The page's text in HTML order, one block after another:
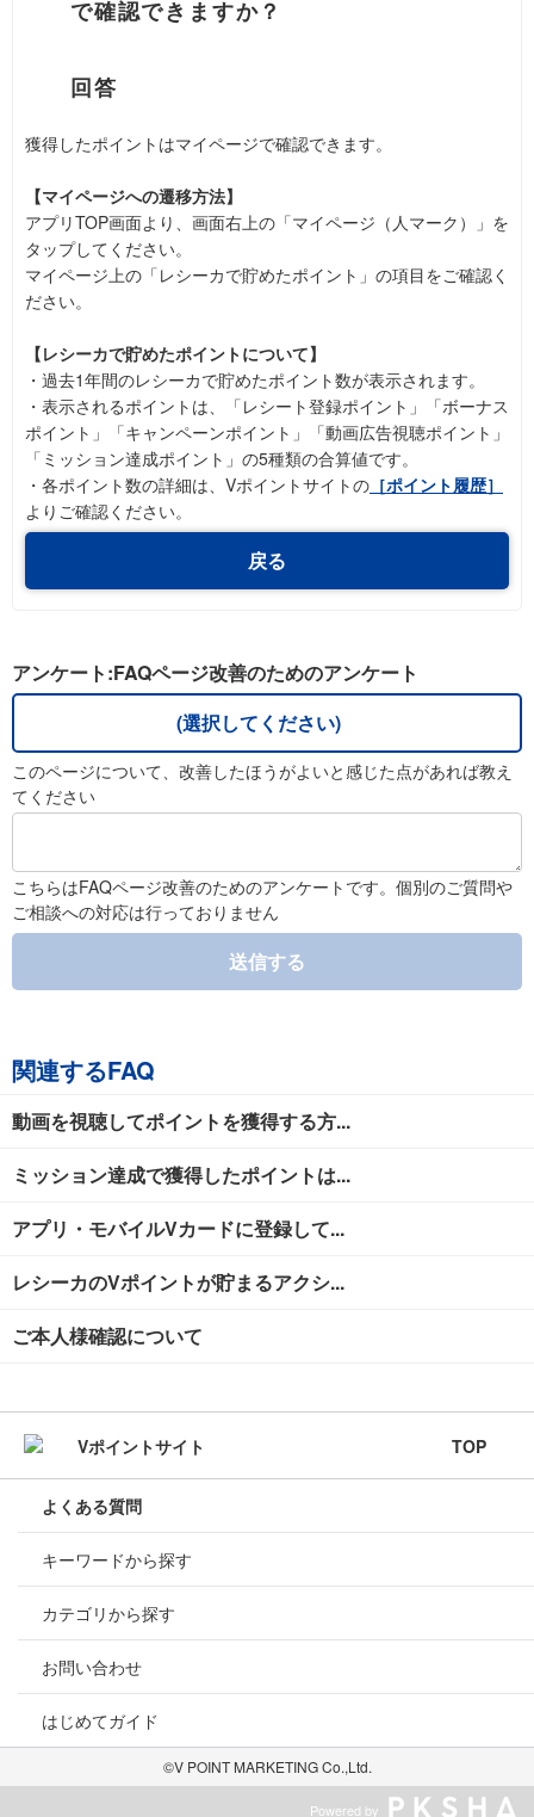
で確認できますか？
獲得したポイントはマイページで確認できます。
【マイページへの遷移方法】
アプリTOP画面より、画面右上の「マイページ（人マーク）」を
タップしてください。
マイページ上の「レシーカで貯めたポイント」の項目をご確認く
ださい。
【レシーカで貯めたポイントについて】
・過去1年間のレシーカで貯めたポイント数が表示されます。
・表示されるポイントは、「レシート登録ポイント」「ボーナス
ポイント」「キャンペーンポイント」「動画広告視聴ポイント」
「ミッション達成ポイント」の5種類の合算値です。
・各ポイント数の詳細は、Vポイントサイトの ［ポイント履歴］
よりご確認ください。
戻る
アンケート:FAQページ改善のためのアンケート
(選択してください)
このページについて、改善したほうがよいと感じた点があれば教え
てください
こちらはFAQページ改善のためのアンケートです。個別のご質問や
ご相談への対応は行っておりません
送信する
関連するFAQ
動画を視聴してポイントを獲得する方...
ミッション達成で獲得したポイントは...
アプリ・モバイルVカードに登録して...
レシーカのVポイントが貯まるアクシ...
ご本人様確認について
TOP
よくある質問
キーワードから探す
カテゴリから探す
お問い合わせ
はじめてガイド
©V POINT MARKETING Co.,Ltd.
Powered by